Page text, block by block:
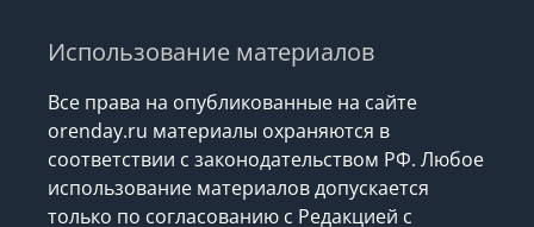
Использование материалов
Все права на опубликованные на сайте
orenday.ru материалы охраняются в
соответствии с законодательством РФ. Любое
использование материалов допускается
только по согласованию с Редакцией с